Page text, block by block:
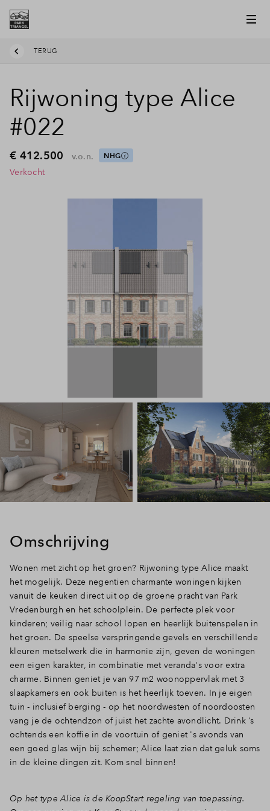
TERUG
Rijwoning type Alice
#022
€ 412.500 v.o.n. NHG
Verkocht
Omschrijving
Wonen met zicht op het groen? Rijwoning type Alice maakt
het mogelijk. Deze negentien charmante woningen kijken
vanuit de keuken direct uit op de groene pracht van Park
Vredenburgh en het schoolplein. De perfecte plek voor
kinderen; veilig naar school lopen en heerlijk buitenspelen in
het groen. De speelse verspringende gevels en verschillende
kleuren metselwerk die in harmonie zijn, geven de woningen
een eigen karakter, in combinatie met veranda's voor extra
charme. Binnen geniet je van 97 m2 woonoppervlak met 3
slaapkamers en ook buiten is het heerlijk toeven. In je eigen
tuin - inclusief berging - op het noordwesten of noordoosten
vang je de ochtendzon of juist het zachte avondlicht. Drink ‘s
ochtends een koffie in de voortuin of geniet 's avonds van
een goed glas wijn bij schemer; Alice laat zien dat geluk soms
in de kleine dingen zit. Kom snel binnen!
Op het type Alice is de KoopStart regeling van toepassing.